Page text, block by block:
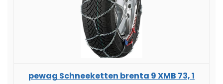
pewag Schneeketten brenta 9 XMB 73, 1